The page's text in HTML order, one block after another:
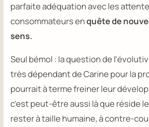
parfaite adéquation avec les
consommateurs enquête de
sens.
Seul bémol : la question de
très dépendant de Carine pour la
pourrait à terme freiner leur
c’est peut-être aussi là que réside
rester à taille humaine, à contre-